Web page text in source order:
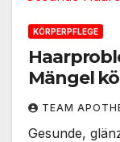
KÖRPERPFLEGE
Mängel
TEAM
Gesunde,